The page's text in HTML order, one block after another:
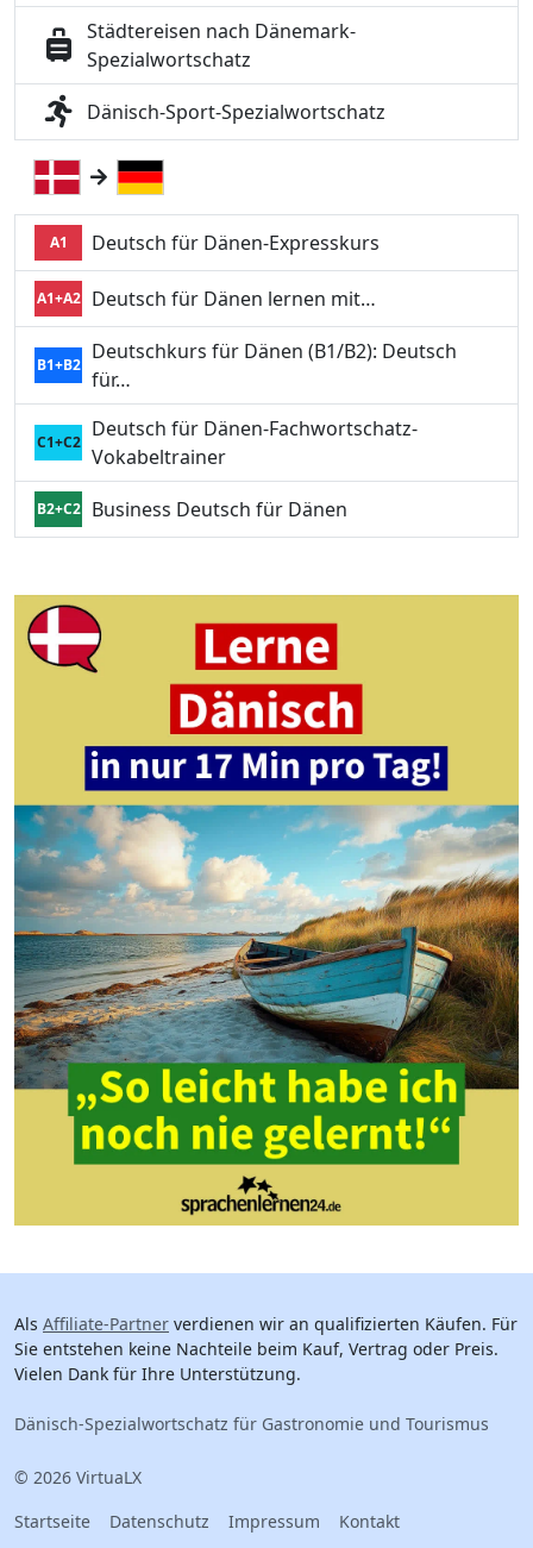
Städtereisen nach Dänemark-
Spezialwortschatz
Dänisch-Sport-Spezialwortschatz
A1 Deutsch für Dänen-Expresskurs
A1+A2 Deutsch für Dänen lernen mit…
B1+B2
Deutschkurs für Dänen (B1/B2): Deutsch
für…
C1+C2
Deutsch für Dänen-Fachwortschatz-
Vokabeltrainer
B2+C2 Business Deutsch für Dänen
Als Affiliate-Partner verdienen wir an qualifizierten Käufen. Für
Sie entstehen keine Nachteile beim Kauf, Vertrag oder Preis.
Vielen Dank für Ihre Unterstützung.
Dänisch-Spezialwortschatz für Gastronomie und Tourismus
© 2026 VirtuaLX
Startseite
Datenschutz Impressum Kontakt